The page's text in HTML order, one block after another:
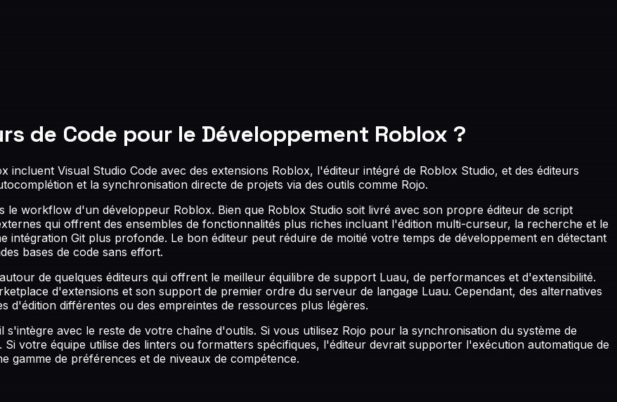
de Code pour le Développement Roblox ?
incluent Visual Studio Code avec des extensions Roblox, l'éditeur intégré de Roblox Studio, et des éditeurs
et la synchronisation directe de projets via des outils comme Rojo.
le workflow d'un développeur Roblox. Bien que Roblox Studio soit livré avec son propre éditeur de script
qui offrent des ensembles de fonctionnalités plus riches incluant l'édition multi-curseur, la recherche et le
intégration Git plus profonde. Le bon éditeur peut réduire de moitié votre temps de développement en détectant
bases de code sans effort.
de quelques éditeurs qui offrent le meilleur équilibre de support Luau, de performances et d'extensibilité.
d'extensions et son support de premier ordre du serveur de langage Luau. Cependant, des alternatives
différentes ou des empreintes de ressources plus légères.
avec le reste de votre chaîne d'outils. Si vous utilisez Rojo pour la synchronisation du système de
votre équipe utilise des linters ou formatters spécifiques, l'éditeur devrait supporter l'exécution automatique de
gamme de préférences et de niveaux de compétence.